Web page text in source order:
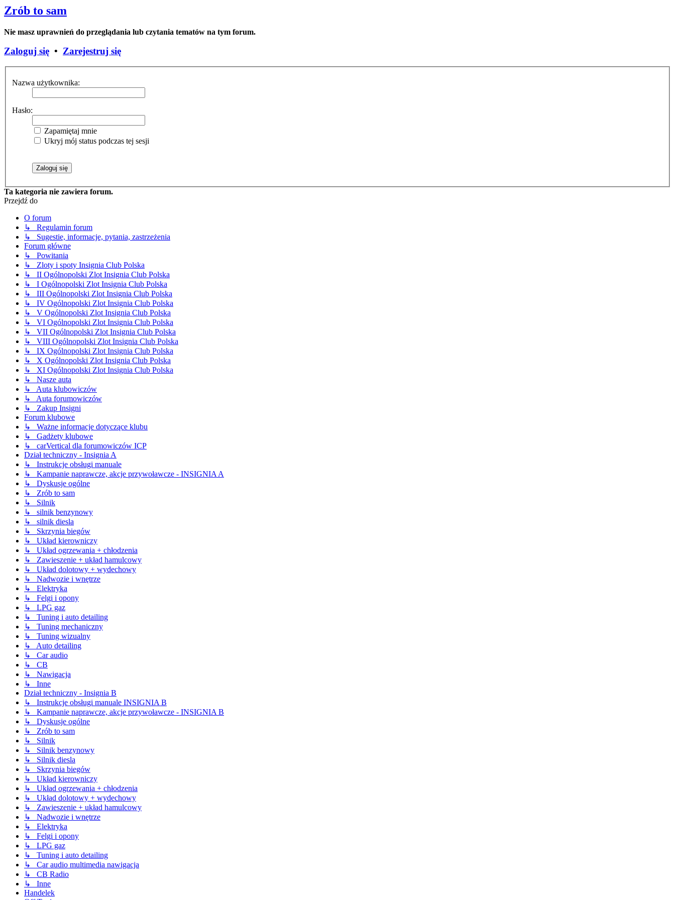
Zrób to sam
Nie masz uprawnień do przeglądania lub czytania tematów na tym forum.
Zaloguj się • Zarejestruj się
Nazwa użytkownika:
Hasło:
Zapamiętaj mnie
Ukryj mój status podczas tej sesji
Ta kategoria nie zawiera forum.
Przejdź do
O forum
↳ Regulamin forum
↳ Sugestie, informacje, pytania, zastrzeżenia
Forum główne
↳ Powitania
↳ Zloty i spoty Insignia Club Polska
↳ II Ogólnopolski Zlot Insignia Club Polska
↳ I Ogólnopolski Zlot Insignia Club Polska
↳ III Ogólnopolski Zlot Insignia Club Polska
↳ IV Ogólnopolski Zlot Insignia Club Polska
↳ V Ogólnopolski Zlot Insignia Club Polska
↳ VI Ogólnopolski Zlot Insignia Club Polska
↳ VII Ogólnopolski Zlot Insignia Club Polska
↳ VIII Ogólnopolski Zlot Insignia Club Polska
↳ IX Ogólnopolski Zlot Insignia Club Polska
↳ X Ogólnopolski Zlot Insignia Club Polska
↳ XI Ogólnopolski Zlot Insignia Club Polska
↳ Nasze auta
↳ Auta klubowiczów
↳ Auta forumowiczów
↳ Zakup Insigni
Forum klubowe
↳ Ważne informacje dotyczące klubu
↳ Gadżety klubowe
↳ carVertical dla forumowiczów ICP
Dział techniczny - Insignia A
↳ Instrukcje obsługi manuale
↳ Kampanie naprawcze, akcje przywoławcze - INSIGNIA A
↳ Dyskusje ogólne
↳ Zrób to sam
↳ Silnik
↳ silnik benzynowy
↳ silnik diesla
↳ Skrzynia biegów
↳ Układ kierowniczy
↳ Układ ogrzewania + chłodzenia
↳ Zawieszenie + układ hamulcowy
↳ Układ dolotowy + wydechowy
↳ Nadwozie i wnętrze
↳ Elektryka
↳ Felgi i opony
↳ LPG gaz
↳ Tuning i auto detailing
↳ Tuning mechaniczny
↳ Tuning wizualny
↳ Auto detailing
↳ Car audio
↳ CB
↳ Nawigacja
↳ Inne
Dział techniczny - Insignia B
↳ Instrukcje obsługi manuale INSIGNIA B
↳ Kampanie naprawcze, akcje przywoławcze - INSIGNIA B
↳ Dyskusje ogólne
↳ Zrób to sam
↳ Silnik
↳ Silnik benzynowy
↳ Silnik diesla
↳ Skrzynia biegów
↳ Układ kierowniczy
↳ Układ ogrzewania + chłodzenia
↳ Układ dolotowy + wydechowy
↳ Zawieszenie + układ hamulcowy
↳ Nadwozie i wnętrze
↳ Elektryka
↳ Felgi i opony
↳ LPG gaz
↳ Tuning i auto detailing
↳ Car audio multimedia nawigacja
↳ CB Radio
↳ Inne
Handelek